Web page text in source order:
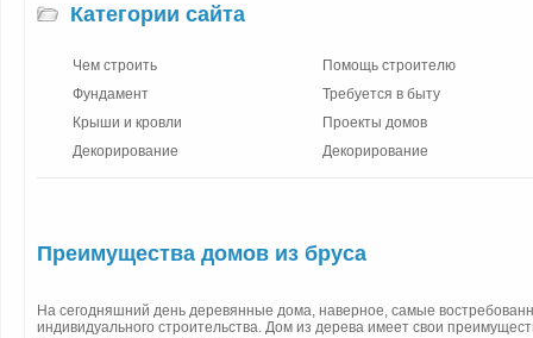
Категории сайта
Чем строить
Фундамент
Крыши и кровли
Декорирование
Помощь строителю
Требуется в быту
Проекты домов
Декорирование
Преимущества домов из бруса
На сегодняшний день деревянные дома, наверное, самые
индивидуального строительства. Дом из дерева имеет свои